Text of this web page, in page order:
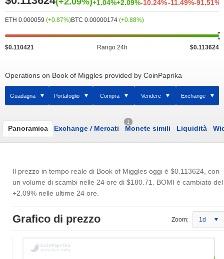
+1.04%+2.09%-10.24%-11.49%-91.51%
ETH 0.000059 (+0.87%)BTC 0.00000174 (+0.88%)
$0.110421 Rango 24h $0.113624
Operations on Book of Miggles provided by CoinPaprika
Guadagna Portafoglio Compra Vendere Exchange
Panoramica Exchange /Mercati
1
Monete simili Liquidità
Il prezzo in tempo reale di Book of Miggles oggi è $0.113624 , con
un volume di scambi nelle 24 ore di $180.71
. BOMI è cambiato del
+2.09% nelle ultime 24 ore.
Grafico di prezzo Zoom: 1d